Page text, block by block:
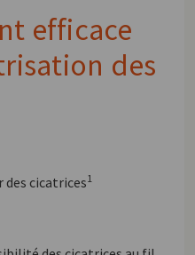
efficace
des
cicatrices1